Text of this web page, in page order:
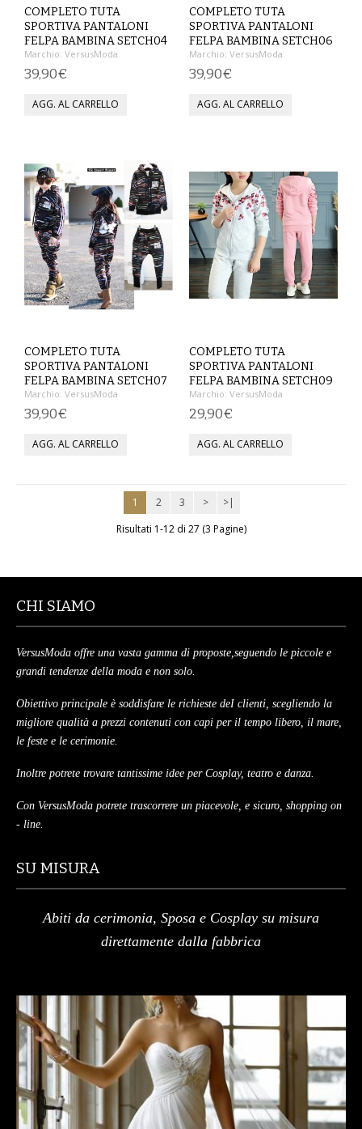
MAGLIETTE
PANTALONI
PIGIAMI
TUTE E FELPE
UOMO
CAMICIE
CARNEVALE
FELPE
MAGLIONI
COMPLETO TUTA
SPORTIVA PANTALONI
FELPA BAMBINA SETCH04
Marchio: VersusModa
39,90€
COMPLETO TUTA
SPORTIVA PANTALONI
FELPA BAMBINA SETCH06
Marchio: VersusModa
39,90€
COMPLETO TUTA
SPORTIVA PANTALONI
FELPA BAMBINA SETCH07
Marchio: VersusModa
39,90€
COMPLETO TUTA
SPORTIVA PANTALONI
FELPA BAMBINA SETCH09
Marchio: VersusModa
29,90€
1 2 3 >
>|
Risultati 1-12 di 27 (3 Pagine)
CHI SIAMO
VersusModa offre una vasta gamma di proposte,seguendo le piccole e
grandi tendenze della moda e non solo.
Obiettivo principale è soddisfare le richieste deI clienti, scegliendo la
migliore qualità a prezzi contenuti con capi per il tempo libero, il mare,
le feste e le cerimonie.
Inoltre potrete trovare tantissime idee per Cosplay, teatro e danza.
Con VersusModa potrete trascorrere un piacevole, e sicuro, shopping on
- line.
SU MISURA
Abiti da cerimonia, Sposa e Cosplay su misura
direttamente dalla fabbrica